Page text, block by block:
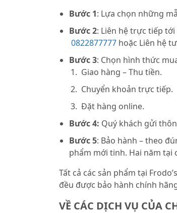
Bước 1: Lựa chọn những
Bước 2: Liên hệ trực tiếp
0822877777 hoặc Liên hệ
Bước 3: Chọn hình thức
Giao hàng – Thu tiền.
Chuyển khoản trực tiếp.
Đặt hàng online.
Bước 4: Quý khách gửi
Bước 5: Bảo hành – theo
phẩm mới tinh. Hai năm tại
Tất cả các sản phẩm tại
đều được bảo hành chính
VỀ CÁC DỊCH VỤ CỦA